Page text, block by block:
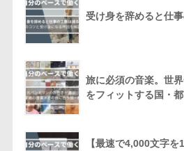
受け身を辞めると仕
旅に必須の音楽。世
をフィットする国・
【最速で4,000文字